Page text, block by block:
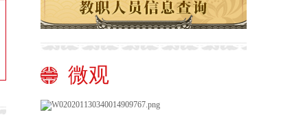
微观